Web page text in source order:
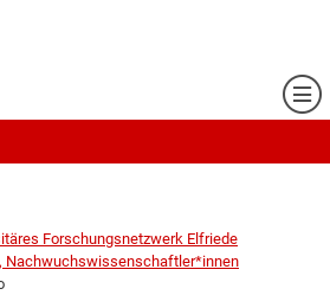
Forschungsnetzwerk Elfriede
Nachwuchswissenschaftler*innen